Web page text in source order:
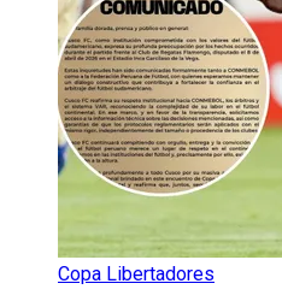
Copa Libertadores